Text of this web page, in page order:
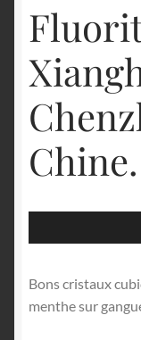
Chine.
Bons cristaux
menthe sur